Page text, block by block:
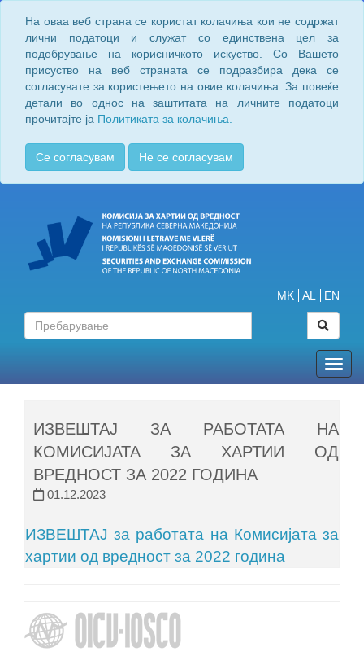
На оваа веб страна се користат колачиња кои не содржат
лични податоци и служат со единствена цел за
подобрување на корисничкото искуство. Со Вашето
присуство на веб страната се подразбира дека се
согласувате за користењето на овие колачиња. За повеќе
детали во однос на заштитата на личните податоци
прочитајте ја Политиката за колачиња.
Се согласувам Не се согласувам
MK AL EN
ИЗВЕШТАЈ ЗА РАБОТАТА НА
КОМИСИЈАТА ЗА ХАРТИИ ОД
ВРЕДНОСТ ЗА 2022 ГОДИНА
01.12.2023
ИЗВЕШТАЈ за работата на Комисијата за
хартии од вредност за 2022 година